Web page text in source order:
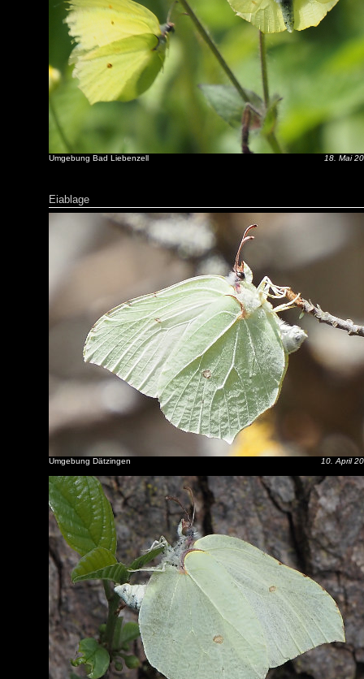
Umgebung Bad Liebenzell 18. Mai
Eiablage
Umgebung Dätzingen 10. April